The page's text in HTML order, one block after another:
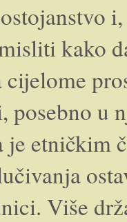
kako
posebno u
etničkim
Više